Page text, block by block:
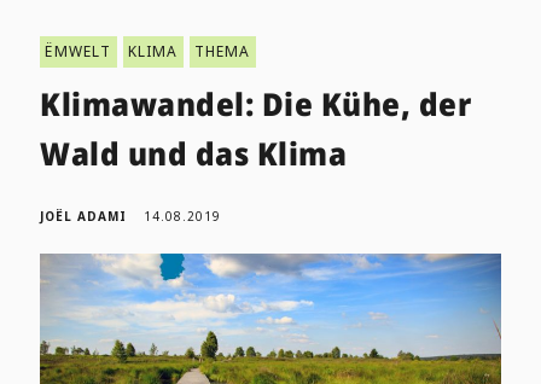
ËMWELT KLIMA THEMA
Klimawandel: Die Kühe, der
Wald und das Klima
JOËL ADAMI 14.08.2019